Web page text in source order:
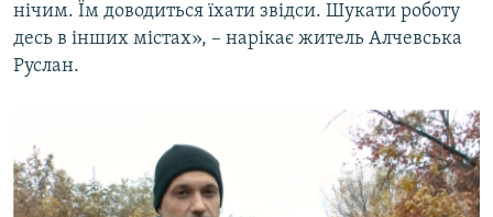
нічим. Їм доводиться їхати звідси. Шукати роботу
десь в інших містах», – нарікає житель Алчевська
Руслан.